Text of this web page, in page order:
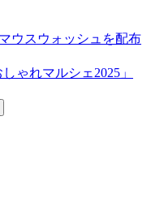
ウスウォッシュを配布
ゃれマルシェ2025」